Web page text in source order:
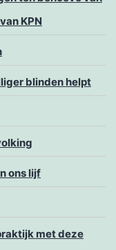
KPN
blinden helpt
ons lijf
met deze